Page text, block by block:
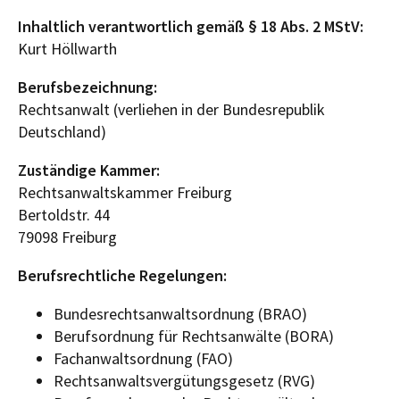
Inhaltlich verantwortlich gemäß § 18 Abs. 2 MStV:
Kurt Höllwarth
Berufsbezeichnung:
Rechtsanwalt (verliehen in der Bundesrepublik
Deutschland)
Zuständige Kammer:
Rechtsanwaltskammer Freiburg
Bertoldstr. 44
79098 Freiburg
Berufsrechtliche Regelungen:
Bundesrechtsanwaltsordnung (BRAO)
Berufsordnung für Rechtsanwälte (BORA)
Fachanwaltsordnung (FAO)
Rechtsanwaltsvergütungsgesetz (RVG)